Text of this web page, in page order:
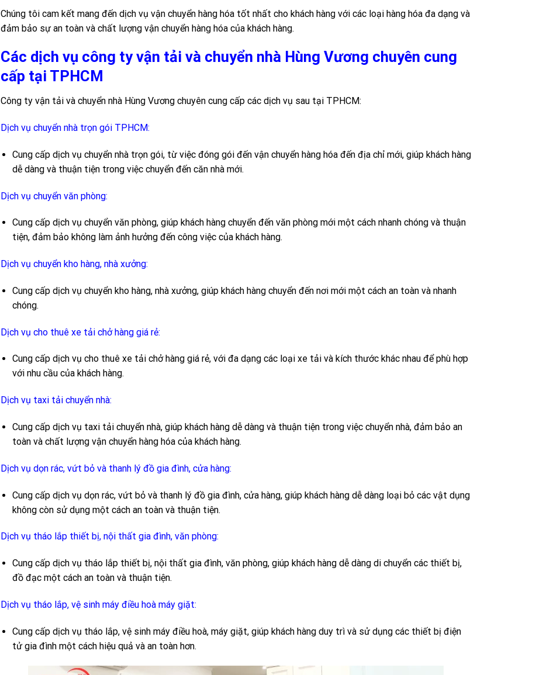
Chúng tôi cam kết mang đến dịch vụ vận chuyển hàng hóa tốt nhất cho khách hàng với các loại hàng hóa đa dạng và
đảm bảo sự an toàn và chất lượng vận chuyển hàng hóa của khách hàng.
Các dịch vụ công ty vận tải và chuyển nhà Hùng Vương chuyên cung
cấp tại TPHCM
Công ty vận tải và chuyển nhà Hùng Vương chuyên cung cấp các dịch vụ sau tại TPHCM:
Dịch vụ chuyển nhà trọn gói TPHCM:
Cung cấp dịch vụ chuyển nhà trọn gói, từ việc đóng gói đến vận chuyển hàng hóa đến địa chỉ mới, giúp khách hàng
dễ dàng và thuận tiện trong việc chuyển đến căn nhà mới.
Dịch vụ chuyển văn phòng:
Cung cấp dịch vụ chuyển văn phòng, giúp khách hàng chuyển đến văn phòng mới một cách nhanh chóng và thuận
tiện, đảm bảo không làm ảnh hưởng đến công việc của khách hàng.
Dịch vụ chuyển kho hàng, nhà xưởng:
Cung cấp dịch vụ chuyển kho hàng, nhà xưởng, giúp khách hàng chuyển đến nơi mới một cách an toàn và nhanh
chóng.
Dịch vụ cho thuê xe tải chở hàng giá rẻ:
Cung cấp dịch vụ cho thuê xe tải chở hàng giá rẻ, với đa dạng các loại xe tải và kích thước khác nhau để phù hợp
với nhu cầu của khách hàng.
Dịch vụ taxi tải chuyển nhà:
Cung cấp dịch vụ taxi tải chuyển nhà, giúp khách hàng dễ dàng và thuận tiện trong việc chuyển nhà, đảm bảo an
toàn và chất lượng vận chuyển hàng hóa của khách hàng.
Dịch vụ dọn rác, vứt bỏ và thanh lý đồ gia đình, cửa hàng:
Cung cấp dịch vụ dọn rác, vứt bỏ và thanh lý đồ gia đình, cửa hàng, giúp khách hàng dễ dàng loại bỏ các vật dụng
không còn sử dụng một cách an toàn và thuận tiện.
Dịch vụ tháo lắp thiết bị, nội thất gia đình, văn phòng:
Cung cấp dịch vụ tháo lắp thiết bị, nội thất gia đình, văn phòng, giúp khách hàng dễ dàng di chuyển các thiết bị,
đồ đạc một cách an toàn và thuận tiện.
Dịch vụ tháo lắp, vệ sinh máy điều hoà máy giặt:
Cung cấp dịch vụ tháo lắp, vệ sinh máy điều hoà, máy giặt, giúp khách hàng duy trì và sử dụng các thiết bị điện
tử gia đình một cách hiệu quả và an toàn hơn.